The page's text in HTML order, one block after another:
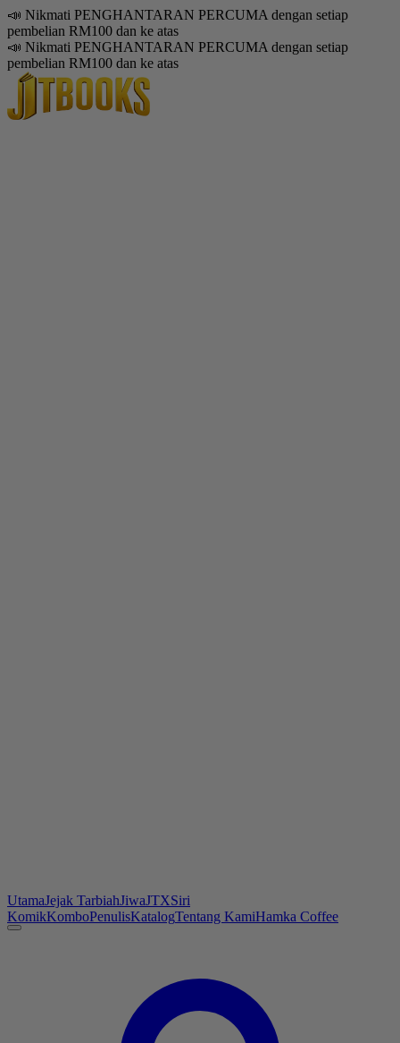
📣 Nikmati PENGHANTARAN PERCUMA dengan setiap
pembelian RM100 dan ke atas
📣 Nikmati PENGHANTARAN PERCUMA dengan setiap
pembelian RM100 dan ke atas
UtamaJejak TarbiahJiwaJTXSiri
KomikKomboPenulisKatalogTentang KamiHamka Coffee